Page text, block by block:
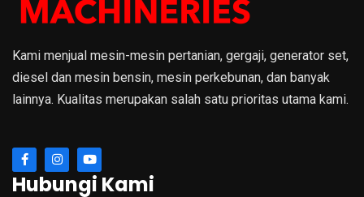
Kami menjual mesin-mesin pertanian, gergaji, generator set,
diesel dan mesin bensin, mesin perkebunan, dan banyak
lainnya. Kualitas merupakan salah satu prioritas utama kami.
Hubungi Kami